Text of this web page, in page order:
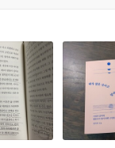
시간을 쓰는 데 도
적은 시간을 온전
다” 같은 말이라
낸 일이 아니라
로 있는 것은 구
서 빠져나오면 그
된 유령에 가깝다